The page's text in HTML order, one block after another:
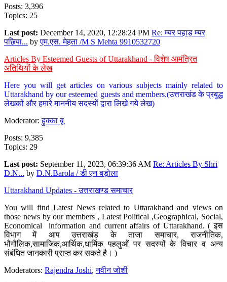
Posts: 3,396
Topics: 25
Last post: December 14, 2020, 12:28:24 PM Re: म्यर पहाड़ म्यर
पछिया... byएम.एस. मेहता /M S Mehta 9910532720
Articles By Esteemed Guests of Uttarakhand - विशेष आमंत्रित
अतिथियों के लेख
Here you will get articles on various subjects mainly related to
Uttarakhand by our esteemed guests and members.(उत्तराखंड के प्रबुद्ध
लेखकों और हमारे माननीय सदस्यों द्वारा लिखे गये लेख)
Moderator:हुक्का बू
Posts: 9,385
Topics: 29
Last post: September 11, 2023, 06:39:36 AM Re: Articles By Shri
D.N... by D.N.Barola / डी एन बड़ोला
Uttarakhand Updates - उत्तराखण्ड समाचार
You will find Latest News related to Uttarakhand and views on
those news by our members , Latest Political ,Geographical, Social,
Economical information and current affairs of Uttarakhand. ( इस
विभाग में आप उत्तराखंड के ताजा समाचार, राजनीतिक,
भौगौलिक,सामाजिक,आर्थिक,धार्मिक पहलुओं पर सदस्यों के विचार व अन्य
संबंधित जानकारी प्राप्त कर सकते है। )
Moderators: Rajendra Joshi,नवीन जोशी